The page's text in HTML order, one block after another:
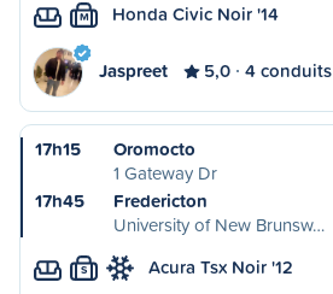
M Honda Civic Noir '14
Jaspreet 5,0 4 conduits
17h15
Oromocto
1 Gateway Dr
17h45
Fredericton
University of New Brunsw…
S Acura Tsx Noir '12